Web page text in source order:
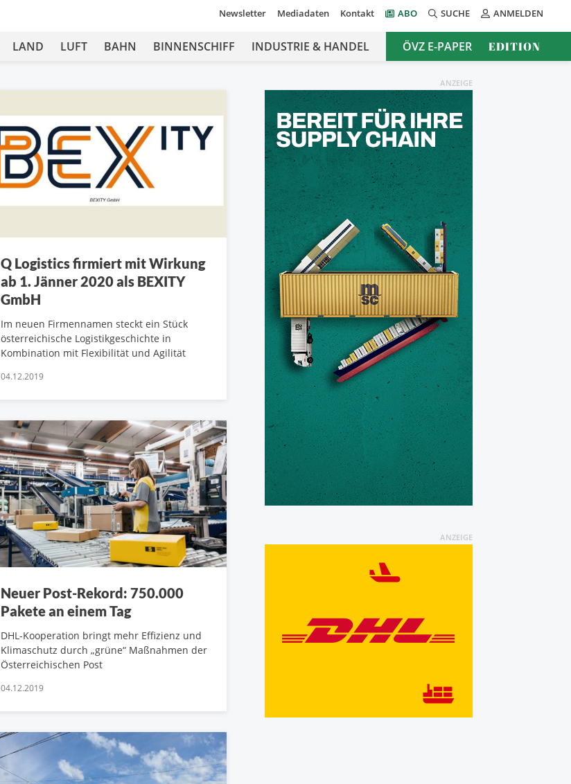
Newsletter Mediadaten Kontakt ABO SUCHE ANMELDEN
LAND LUFT BAHN BINNENSCHIFF INDUSTRIE & HANDEL ÖVZ E-PAPER EDITION
Q Logistics firmiert mit Wirkung
ab 1. Jänner 2020 als BEXITY
GmbH
Im neuen Firmennamen steckt ein Stück
österreichische Logistikgeschichte in
Kombination mit Flexibilität und Agilität
04.12.2019
Neuer Post-Rekord: 750.000
Pakete an einem Tag
DHL-Kooperation bringt mehr Effizienz und
Klimaschutz durch „grüne“ Maßnahmen der
Österreichischen Post
04.12.2019
ANZEIGE
ANZEIGE